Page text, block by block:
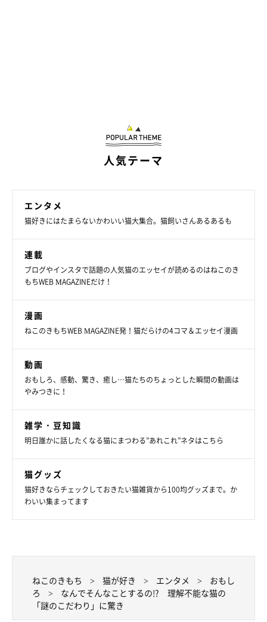
人気テーマ
エンタメ
猫好きにはたまらないかわいい猫大集合。猫飼いさんあるあるも
連載
ブログやインスタで話題の人気猫のエッセイが読めるのはねこのき
もちWEB MAGAZINEだけ！
漫画
ねこのきもちWEB MAGAZINE発！猫だらけの4コマ＆エッセイ漫画
動画
おもしろ、感動、驚き、癒し…猫たちのちょっとした瞬間の動画は
やみつきに！
雑学・豆知識
明日誰かに話したくなる猫にまつわる”あれこれ”ネタはこちら
猫グッズ
猫好きならチェックしておきたい猫雑貨から100均グッズまで。か
わいい集まってます
ねこのきもち 猫が好き エンタメ
おもし
ろ
なんでそんなことするの!? 理解不能な猫の
「謎のこだわり」に驚き